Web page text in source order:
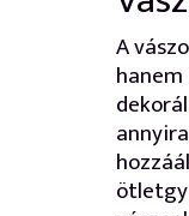
A